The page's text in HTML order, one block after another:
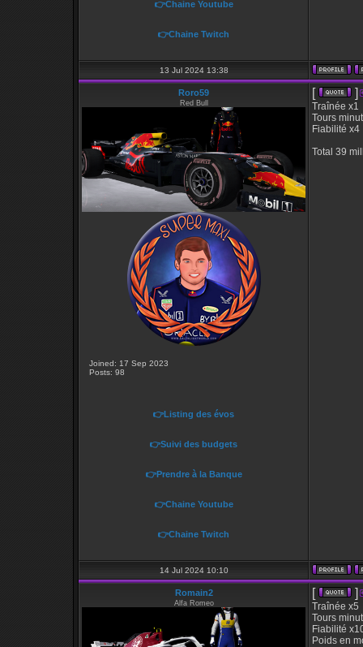
👉Chaine Youtube
👉Chaine Twitch
13 Jul 2024 13:38
Roro59
Red Bull
Joined: 17 Sep 2023
Posts: 98
👉Listing des évos
👉Suivi des budgets
👉Prendre à la Banque
👉Chaine Youtube
👉Chaine Twitch
[ ]
Traînée x1
Tours
Fiabilité x4
Total 39
14 Jul 2024 10:10
Romain2
Alfa Romeo
[ ]
Traînée x5
Tours
Fiabilité
Poids en